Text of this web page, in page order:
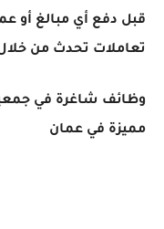
قبل دفع أي مبالغ أو
تعاملات تحدث من
وظائف شاغرة في
مميزة في عمان